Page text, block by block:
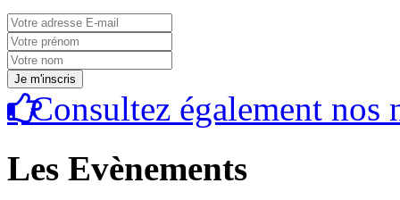
Consultez également nos
Les Evènements